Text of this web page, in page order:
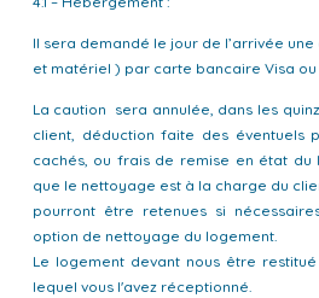
Il sera demandé le jour de l’arrivée
et matériel ) par carte bancaire Visa ou
La caution sera annulée, dans les
client, déduction faite des éventuels
cachés, ou frais de remise en état du
que le nettoyage est à la charge du
pourront être retenues si
option de nettoyage du logement.
Le logement devant nous être
lequel vous l'avez réceptionné.